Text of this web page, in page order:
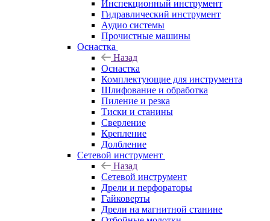
Инспекционный инструмент
Гидравлический инструмент
Аудио системы
Прочистные машины
Оснастка
Назад
Оснастка
Комплектующие для инструмента
Шлифование и обработка
Пиление и резка
Тиски и станины
Сверление
Крепление
Долбление
Сетевой инструмент
Назад
Сетевой инструмент
Дрели и перфораторы
Гайковерты
Дрели на магнитной станине